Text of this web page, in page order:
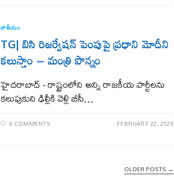
జాతీయం
TG| బిసి రిజ‌ర్వేష‌న్ పెంపుపై ప్ర‌ధాని మోదీని
క‌లుస్తాం – మంత్రి పొన్నం
హైద‌రాబాద్ - రాష్ట్రంలోని అన్ని రాజకీయ పార్టీలను
కలుపుకుని ఢిల్లీకి వెళ్లి బీసీ…
0 COMMENTS FEBRUARY 22, 2025
OLDER POSTS →